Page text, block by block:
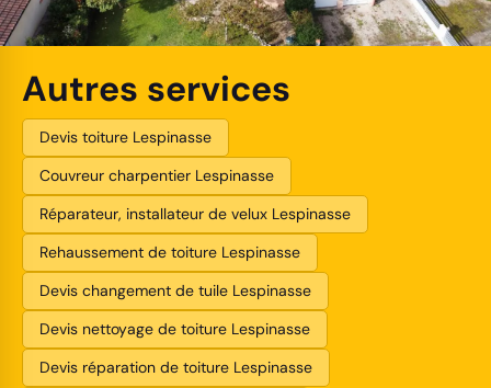
Autres services
Devis toiture Lespinasse
Couvreur charpentier Lespinasse
Réparateur, installateur de velux Lespinasse
Rehaussement de toiture Lespinasse
Devis changement de tuile Lespinasse
Devis nettoyage de toiture Lespinasse
Devis réparation de toiture Lespinasse